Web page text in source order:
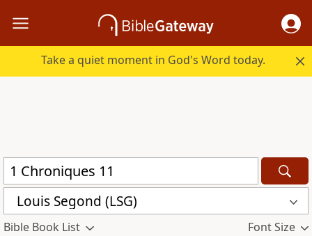
Take a quiet moment in God's Word today.
Louis Segond (LSG)
Bible Book List Font Size